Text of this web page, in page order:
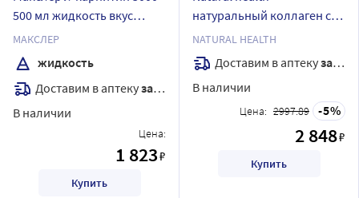
500 мл жидкость вкус
манго
МАКСЛЕР
жидкость
Доставим в аптекузавтра
В наличии
Цена:
1 823₽
Купить
натуральный коллаген со
вкусом ананаса желе
массой 380 гр
NATURAL HEALTH
Доставим в аптекузавтра
В наличии
Цена: 2997.89 5
2 848₽
Купить